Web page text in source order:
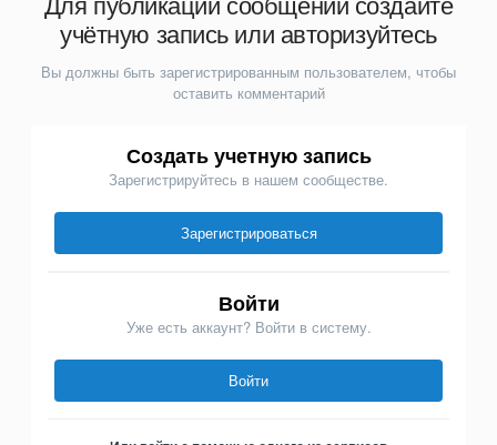
учётную запись или авторизуйтесь
Вы должны быть зарегистрированным пользователем, чтобы
оставить комментарий
Создать учетную запись
Зарегистрируйтесь в нашем сообществе.
Зарегистрироваться
Войти
Уже есть аккаунт? Войти в систему.
Войти